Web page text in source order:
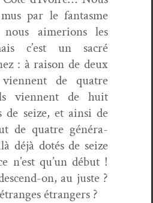
par le fan­tasme
aime­ri­ons les
c’est un sacré
: à rai­son de deux
de qua­tre
vien­nent de huit
de seize, et ain­si de
de qua­tre généra­
déjà dotés de seize
n’est qu’un début !
on, au juste ?
étrangers ?